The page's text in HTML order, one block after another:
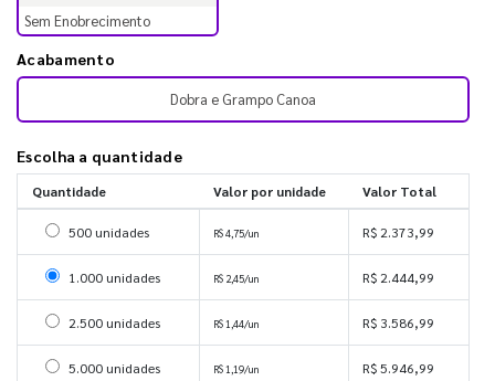
Sem Enobrecimento
Acabamento
Dobra e Grampo Canoa
Escolha a quantidade
Quantidade Valor por unidade Valor Total
Selecionar 500 unidades
500 unidades R$ 4,75/un R$ 2.373,99
Selecionar 1000 unidades
1.000 unidades R$ 2,45/un R$ 2.444,99
Selecionar 2500 unidades
2.500 unidades R$ 1,44/un R$ 3.586,99
Selecionar 5000 unidades
5.000 unidades R$ 1,19/un R$ 5.946,99